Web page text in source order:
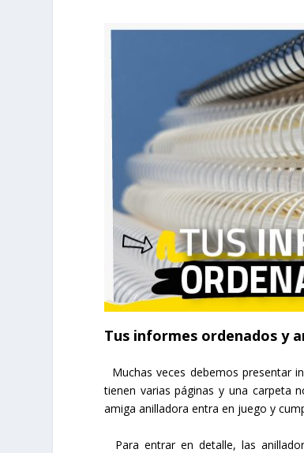
Tus informes ordenados y
Muchas veces debemos presentar
tienen varias páginas y una carpeta
amiga anilladora entra en juego y
Para entrar en detalle, las